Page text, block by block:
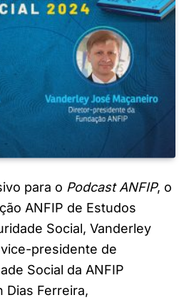
para o Podcast ANFIP, o
ANFIP de Estudos
Social, Vanderley
presidente de
Social da ANFIP
Dias Ferreira,